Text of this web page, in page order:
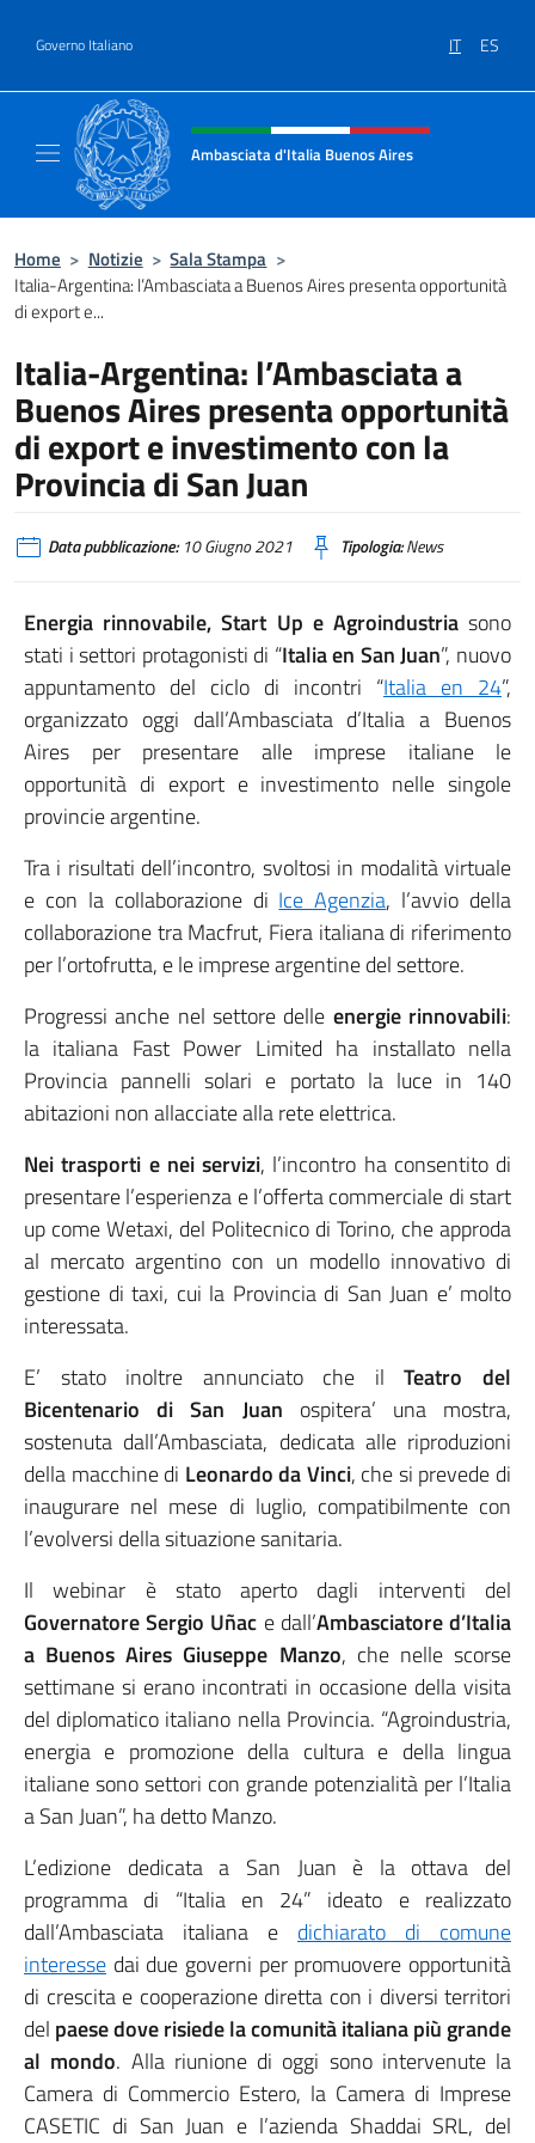
Governo Italiano IT ES
Intestazione sito, social e menù
Ambasciata d'Italia Buenos Aires
Home > Notizie > Sala Stampa >
Italia-Argentina: l’Ambasciata a Buenos Aires presenta opportunità
di export e...
Italia-Argentina: l’Ambasciata a
Buenos Aires presenta opportunità
di export e investimento con la
Provincia di San Juan
Data pubblicazione:10 Giugno 2021 Tipologia:News
Energia rinnovabile, Start Up e Agroindustriasono
stati i settori protagonisti di “Italia en San Juan”, nuovo
appuntamento del ciclo di incontri “Italia en 24”,
organizzato oggi dall’Ambasciata d’Italia a Buenos
Aires per presentare alle imprese italiane le
opportunità di export e investimento nelle singole
provincie argentine.
Tra i risultati dell’incontro, svoltosi in modalità virtuale
e con la collaborazione di Ice Agenzia, l’avvio della
collaborazione tra Macfrut, Fiera italiana di riferimento
per l’ortofrutta, e le imprese argentine del settore.
Progressi anche nel settore delle energie rinnovabili:
la italiana Fast Power Limited ha installato nella
Provincia pannelli solari e portato la luce in 140
abitazioni non allacciate alla rete elettrica.
Nei trasporti e nei servizi, l’incontro ha consentito di
presentare l’esperienza e l’offerta commerciale di start
up come Wetaxi, del Politecnico di Torino, che approda
al mercato argentino con un modello innovativo di
gestione di taxi, cui la Provincia di San Juan e’ molto
interessata.
E’ stato inoltre annunciato che ilTeatro del
Bicentenario di San Juan ospitera’ una mostra,
sostenuta dall’Ambasciata, dedicata alle riproduzioni
della macchine di Leonardo da Vinci, che si prevede di
inaugurare nel mese di luglio, compatibilmente con
l’evolversi della situazione sanitaria.
Il webinar è stato aperto dagli interventi del
Governatore Sergio Uñac e dall’Ambasciatore d’Italia
a Buenos Aires Giuseppe Manzo, che nelle scorse
settimane si erano incontrati in occasione della visita
del diplomatico italiano nella Provincia. “Agroindustria,
energia e promozione della cultura e della lingua
italiane sono settori con grande potenzialità per l’Italia
a San Juan”, ha detto Manzo.
L’edizione dedicata a San Juan è la ottava del
programma di “Italia en 24” ideato e realizzato
dall’Ambasciata italiana e dichiarato di comune
interesse dai due governi per promuovere opportunità
di crescita e cooperazione diretta con i diversi territori
del paese dove risiede la comunità italiana più grande
al mondo. Alla riunione di oggi sono intervenute la
Camera di Commercio Estero, la Camera di Imprese
CASETIC di San Juan e l’azienda Shaddai SRL, del